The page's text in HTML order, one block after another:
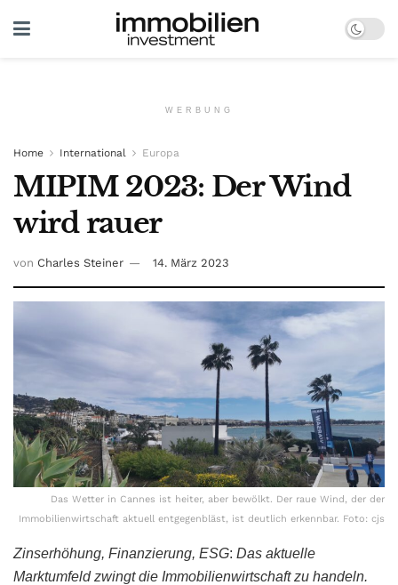
WERBUNG
Home International Europa
MIPIM 2023: Der Wind
wird rauer
von Charles Steiner 14. März 2023
Das Wetter in Cannes ist heiter, aber bewölkt. Der raue Wind, der der
Immobilienwirtschaft aktuell entgegenbläst, ist deutlich erkennbar. Foto: cjs
Zinserhöhung, Finanzierung, ESG: Das aktuelle
Marktumfeld zwingt die Immobilienwirtschaft zu handeln.